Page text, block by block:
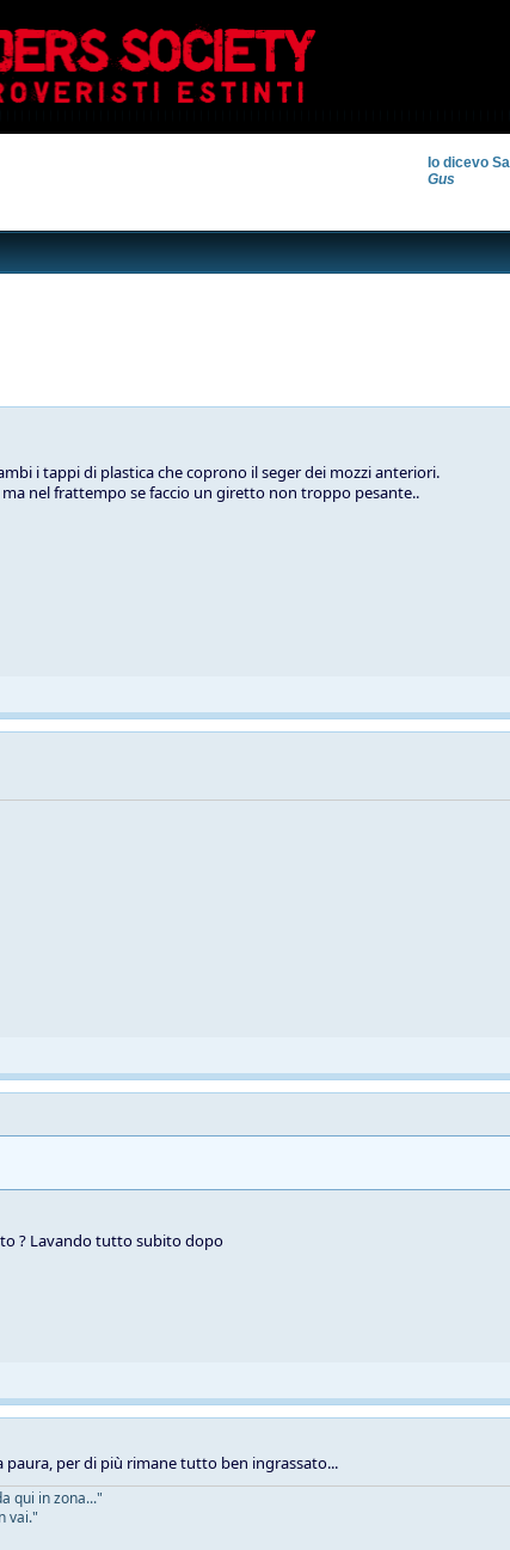
Io dicevo
Gus
i tappi di plastica che coprono il seger dei mozzi anteriori.
nel frattempo se faccio un giretto non troppo pesante..
? Lavando tutto subito dopo
per di più rimane tutto ben ingrassato...
qui in zona..."
vai."